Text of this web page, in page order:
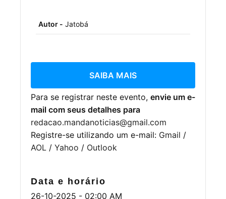
Autor - Jatobá
SAIBA MAIS
Para se registrar neste evento, envie um e-
mail com seus detalhes para
redacao.mandanoticias@gmail.com
Registre-se utilizando um e-mail: Gmail /
AOL / Yahoo / Outlook
Data e horário
26-10-2025 - 02:00 AM